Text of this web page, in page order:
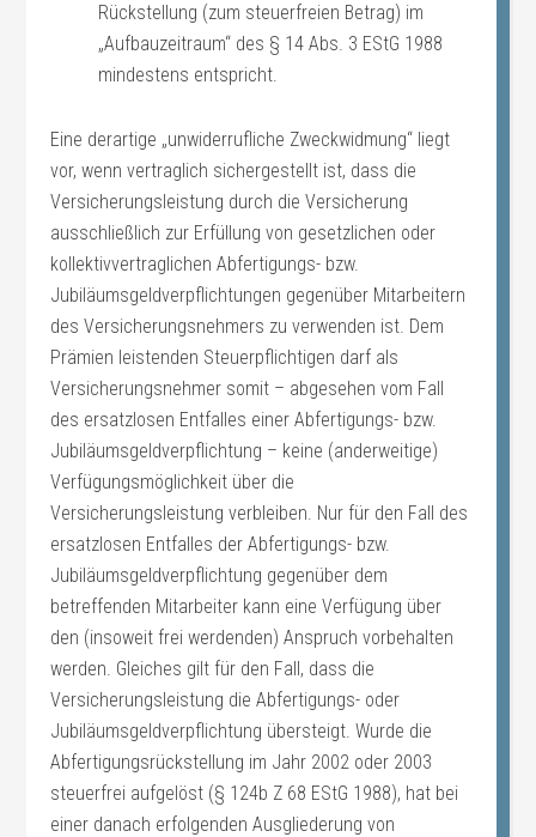
Rückstellung (zum steuerfreien Betrag) im
„Aufbauzeitraum“ des § 14 Abs. 3 EStG 1988
mindestens entspricht.
Eine derartige „unwiderrufliche Zweckwidmung“ liegt
vor, wenn vertraglich sichergestellt ist, dass die
Versicherungsleistung durch die Versicherung
ausschließlich zur Erfüllung von gesetzlichen oder
kollektivvertraglichen Abfertigungs- bzw.
Jubiläumsgeldverpflichtungen gegenüber Mitarbeitern
des Versicherungsnehmers zu verwenden ist. Dem
Prämien leistenden Steuerpflichtigen darf als
Versicherungsnehmer somit – abgesehen vom Fall
des ersatzlosen Entfalles einer Abfertigungs- bzw.
Jubiläumsgeldverpflichtung – keine (anderweitige)
Verfügungsmöglichkeit über die
Versicherungsleistung verbleiben. Nur für den Fall des
ersatzlosen Entfalles der Abfertigungs- bzw.
Jubiläumsgeldverpflichtung gegenüber dem
betreffenden Mitarbeiter kann eine Verfügung über
den (insoweit frei werdenden) Anspruch vorbehalten
werden. Gleiches gilt für den Fall, dass die
Versicherungsleistung die Abfertigungs- oder
Jubiläumsgeldverpflichtung übersteigt. Wurde die
Abfertigungsrückstellung im Jahr 2002 oder 2003
steuerfrei aufgelöst (§ 124b Z 68 EStG 1988), hat bei
einer danach erfolgenden Ausgliederung von